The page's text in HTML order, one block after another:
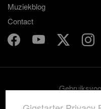
Muziekblog
Contact
© 2012-